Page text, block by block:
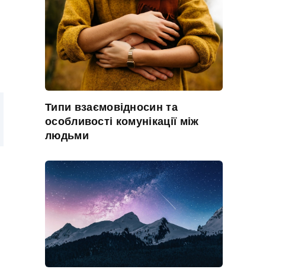
Типи взаємовідносин та
особливості комунікації між
людьми